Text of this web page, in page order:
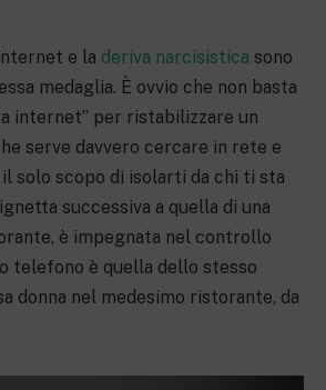
e la deriva narcisistica sono
medaglia. È ovvio che non basta
internet” per ristabilizzare un
serve davvero cercare in rete e
il solo scopo di isolarti da chi ti sta
successiva a quella di una
è impegnata nel controllo
telefono è quella dello stesso
donna nel medesimo ristorante, da